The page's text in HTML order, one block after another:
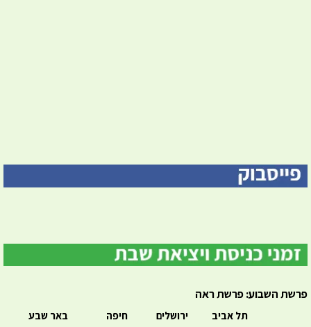
פרשת השבוע: פרשת ראה
תל אביב
ירושלים
חיפה
באר שבע